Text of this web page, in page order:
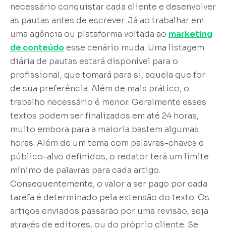
necessário conquistar cada cliente e desenvolver
as pautas antes de escrever. Já ao trabalhar em
uma agência ou plataforma voltada ao marketing
de conteúdoesse cenário muda. Uma listagem
diária de pautas estará disponível para o
profissional, que tomará para si, aquela que for
de sua preferência. Além de mais prático, o
trabalho necessário é menor. Geralmente esses
textos podem ser finalizados em até 24 horas,
muito embora para a maioria bastem algumas
horas. Além de um tema com palavras-chaves e
público-alvo definidos, o redator terá um limite
mínimo de palavras para cada artigo.
Consequentemente, o valor a ser pago por cada
tarefa é determinado pela extensão do texto. Os
artigos enviados passarão por uma revisão, seja
através de editores, ou do próprio cliente. Se